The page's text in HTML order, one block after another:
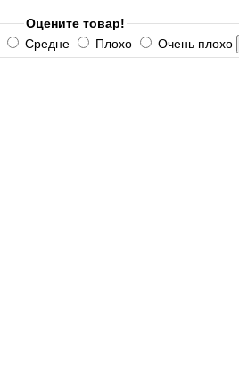
Оцените товар!
Средне Плохо Очень плохо